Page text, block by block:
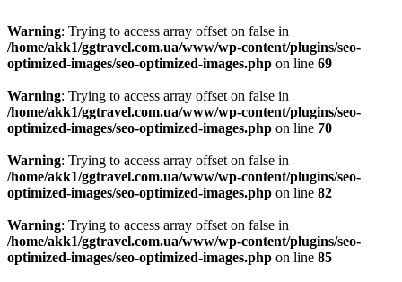
Warning: Trying to access array offset on false in
/home/akk1/ggtravel.com.ua/www/wp-content/plugins/seo-
optimized-images/seo-optimized-images.php on line 69
Warning: Trying to access array offset on false in
/home/akk1/ggtravel.com.ua/www/wp-content/plugins/seo-
optimized-images/seo-optimized-images.php on line 70
Warning: Trying to access array offset on false in
/home/akk1/ggtravel.com.ua/www/wp-content/plugins/seo-
optimized-images/seo-optimized-images.php on line 82
Warning: Trying to access array offset on false in
/home/akk1/ggtravel.com.ua/www/wp-content/plugins/seo-
optimized-images/seo-optimized-images.php on line 85